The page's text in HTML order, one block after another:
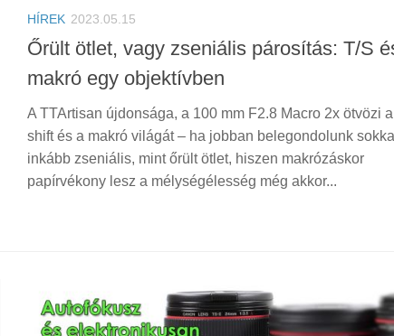
HÍREK 2023.05.15
Őrült ötlet, vagy zseniális párosítás: T/S
makró egy objektívben
A TTArtisan újdonsága, a 100 mm F2.8 Macro 2x ötvözi
shift és a makró világát – ha jobban belegondolunk sokkal
inkább zseniális, mint őrült ötlet, hiszen makrózáskor
papírvékony lesz a mélységélesség még akkor...